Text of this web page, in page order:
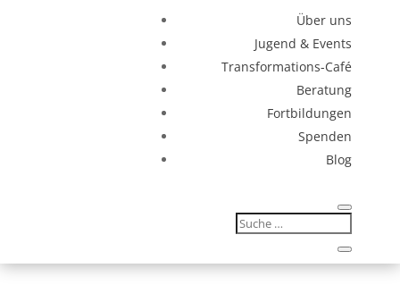
Über uns
Jugend & Events
Transformations-Café
Beratung
Fortbildungen
Spenden
Blog